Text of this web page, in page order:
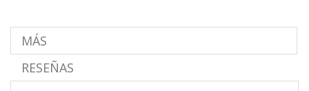
MÁS
RESEÑAS